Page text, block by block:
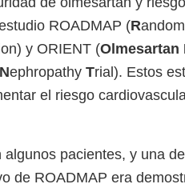
ROADMAP (R
y ORIENT (Olmesartan
Nephropathy Trial). Estos
el riesgo
pacientes, y una
de ROADMAP era